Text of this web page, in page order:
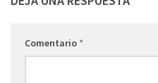
Comentario*